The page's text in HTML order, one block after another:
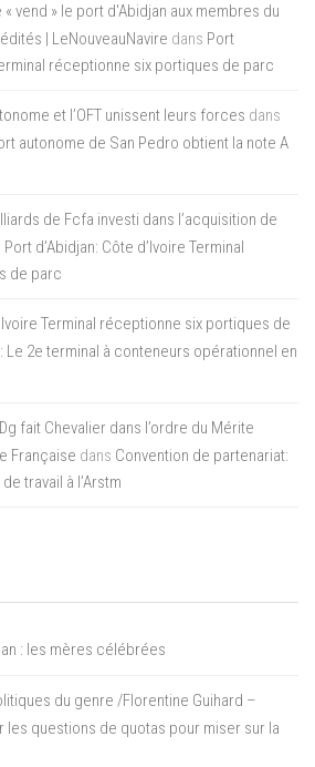
vend » le port d'Abidjan aux membres du
| LeNouveauNavire dans Port
réceptionne six portiques de parc
et l’OFT unissent leurs forces dans
autonome de San Pedro obtient la note A
de Fcfa investi dans l’acquisition de
Port d’Abidjan: Côte d’Ivoire Terminal
de parc
Terminal réceptionne six portiques de
: Le 2e terminal à conteneurs opérationnel en
fait Chevalier dans l’ordre du Mérite
Française dans Convention de partenariat:
travail à l’Arstm
: les mères célébrées
du genre /Florentine Guihard –
les questions de quotas pour miser sur la